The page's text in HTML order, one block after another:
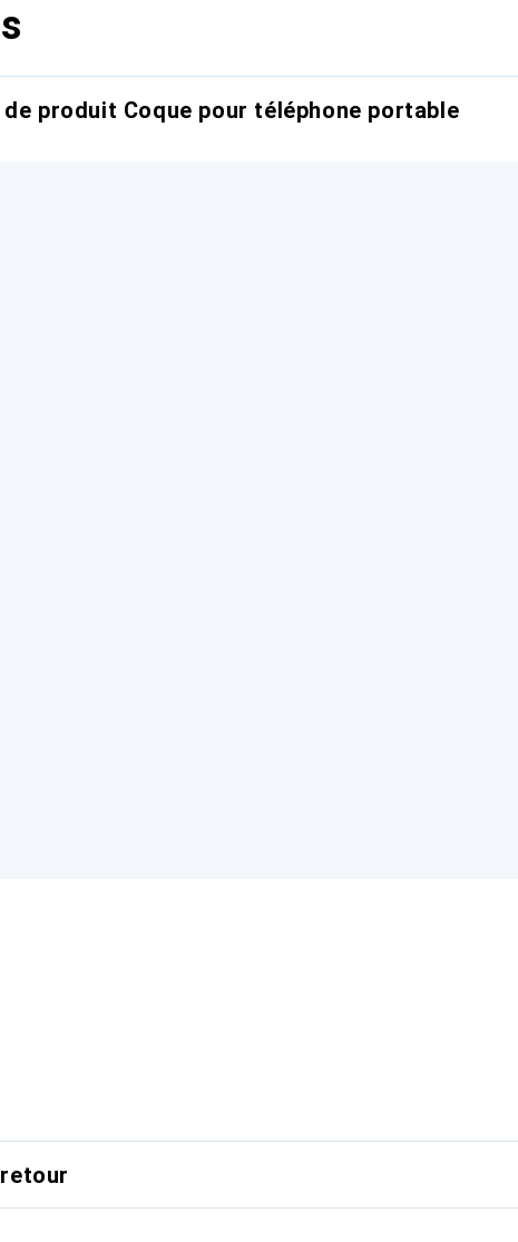
produit Coque pour téléphone portable